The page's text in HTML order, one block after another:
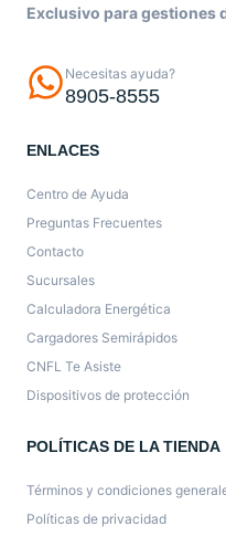
Exclusivo para gestiones
Necesitas ayuda?
8905-8555
ENLACES
Centro de Ayuda
Preguntas Frecuentes
Contacto
Sucursales
Calculadora Energética
Cargadores Semirápidos
CNFL Te Asiste
Dispositivos de protección
POLÍTICAS DE LA TIENDA
Términos y condiciones
Políticas de privacidad